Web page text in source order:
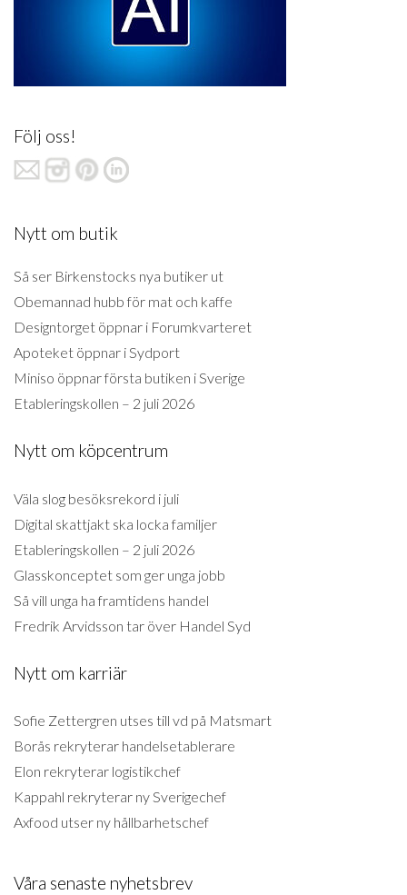
Följ oss!
Nytt om butik
Så ser Birkenstocks nya butiker ut
Obemannad hubb för mat och kaffe
Designtorget öppnar i Forumkvarteret
Apoteket öppnar i Sydport
Miniso öppnar första butiken i Sverige
Etableringskollen – 2 juli 2026
Nytt om köpcentrum
Väla slog besöksrekord i juli
Digital skattjakt ska locka familjer
Etableringskollen – 2 juli 2026
Glasskonceptet som ger unga jobb
Så vill unga ha framtidens handel
Fredrik Arvidsson tar över Handel Syd
Nytt om karriär
Sofie Zettergren utses till vd på Matsmart
Borås rekryterar handelsetablerare
Elon rekryterar logistikchef
Kappahl rekryterar ny Sverigechef
Axfood utser ny hållbarhetschef
Våra senaste nyhetsbrev